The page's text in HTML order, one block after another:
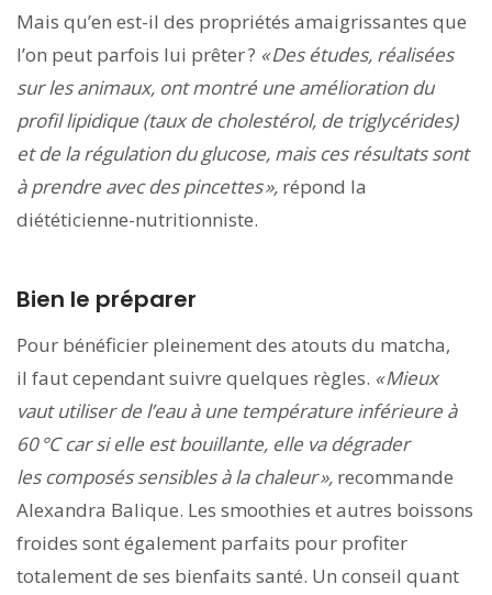
Mais qu’en est-il des propriétés amaigrissantes que
l’on peut parfois lui prêter ? « Des études, réalisées
sur les animaux, ont montré une amélioration du
profil lipidique (taux de cholestérol, de triglycérides)
et de la régulation du glucose, mais ces résultats sont
à prendre avec des pincettes », répond la
diététicienne-nutritionniste.
Bien le préparer
Pour bénéficier pleinement des atouts du matcha,
il faut cependant suivre quelques règles. « Mieux
vaut utiliser de l’eau à une température inférieure à
60 °C car si elle est bouillante, elle va dégrader
les composés sensibles à la chaleur », recommande
Alexandra Balique. Les smoothies et autres boissons
froides sont également parfaits pour profiter
totalement de ses bienfaits santé. Un conseil quant